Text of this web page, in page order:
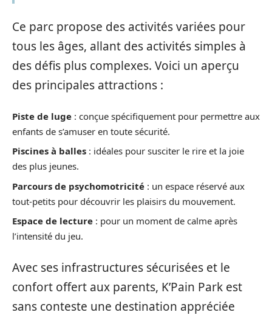
Ce parc propose des activités variées pour
tous les âges, allant des activités simples à
des défis plus complexes. Voici un aperçu
des principales attractions :
Piste de luge : conçue spécifiquement pour permettre aux
enfants de s’amuser en toute sécurité.
Piscines à balles : idéales pour susciter le rire et la joie
des plus jeunes.
Parcours de psychomotricité : un espace réservé aux
tout-petits pour découvrir les plaisirs du mouvement.
Espace de lecture : pour un moment de calme après
l’intensité du jeu.
Avec ses infrastructures sécurisées et le
confort offert aux parents, K’Pain Park est
sans conteste une destination appréciée